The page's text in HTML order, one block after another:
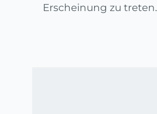
Erscheinung zu treten.